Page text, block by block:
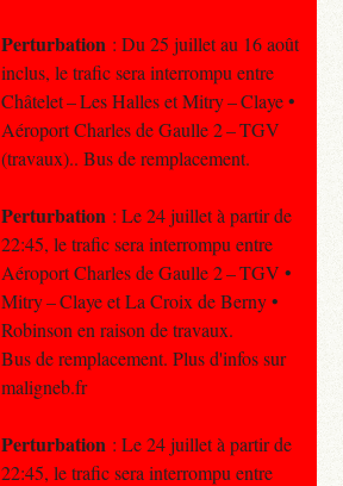
Perturbation : Du 25 juillet au 16 août
inclus, le trafic sera interrompu entre
Châtelet – Les Halles et Mitry – Claye •
Aéroport Charles de Gaulle 2 – TGV
(travaux).. Bus de remplacement.
Perturbation : Le 24 juillet à partir de
22:45, le trafic sera interrompu entre
Aéroport Charles de Gaulle 2 – TGV •
Mitry – Claye et La Croix de Berny •
Robinson en raison de travaux.
Bus de remplacement. Plus d'infos sur
maligneb.fr
Perturbation : Le 24 juillet à partir de
22:45, le trafic sera interrompu entre